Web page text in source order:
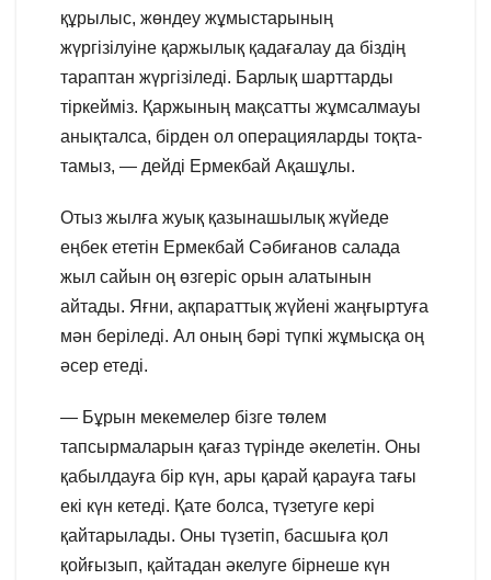
құрылыс, жөндеу жұмыстарының
жүргізілуіне қаржылық қадағалау да біздің
тараптан жүргізіледі. Барлық шарттарды
тіркейміз. Қаржының мақсатты жұмсалмауы
анықталса, бірден ол операцияларды тоқта-
тамыз, — дейді Ермекбай Ақашұлы.
Отыз жылға жуық қазынашылық жүйеде
еңбек ететін Ермекбай Сәбиғанов салада
жыл сайын оң өзгеріс орын алатынын
айтады. Яғни, ақпараттық жүйені жаңғыртуға
мән беріледі. Ал оның бәрі түпкі жұмысқа оң
әсер етеді.
— Бұрын мекемелер бізге төлем
тапсырмаларын қағаз түрінде әкелетін. Оны
қабылдауға бір күн, ары қарай қарауға тағы
екі күн кетеді. Қате болса, түзетуге кері
қайтарылады. Оны түзетіп, басшыға қол
қойғызып, қайтадан әкелуге бірнеше күн